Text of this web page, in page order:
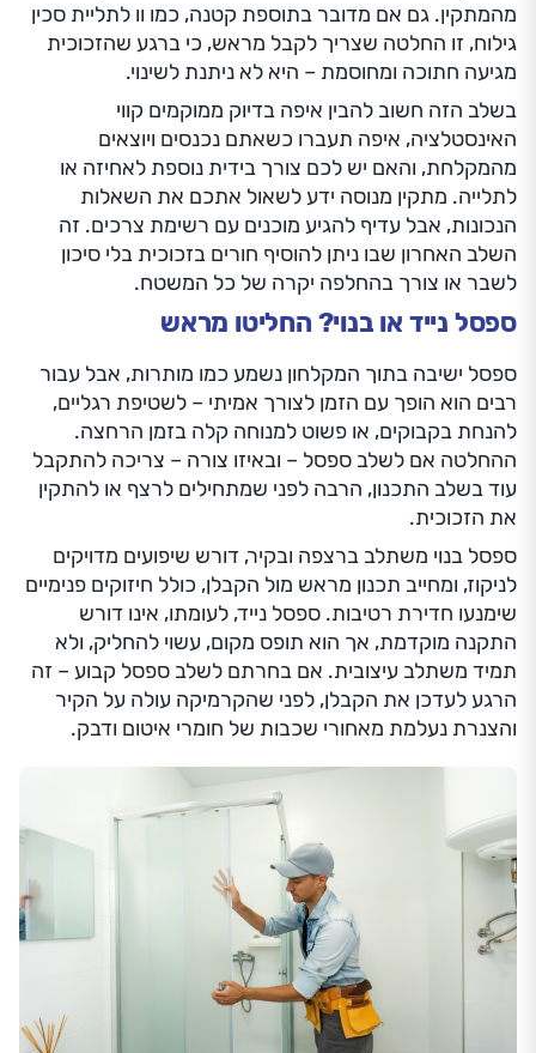
מהמתקין. גם אם מדובר בתוספת קטנה, כמו וו לתליית סכין
גילוח, זו החלטה שצריך לקבל מראש, כי ברגע שהזכוכית
מגיעה חתוכה ומחוסמת – היא לא ניתנת לשינוי.
בשלב הזה חשוב להבין איפה בדיוק ממוקמים קווי
האינסטלציה, איפה תעברו כשאתם נכנסים ויוצאים
מהמקלחת, והאם יש לכם צורך בידית נוספת לאחיזה או
לתלייה. מתקין מנוסה ידע לשאול אתכם את השאלות
הנכונות, אבל עדיף להגיע מוכנים עם רשימת צרכים. זה
השלב האחרון שבו ניתן להוסיף חורים בזכוכית בלי סיכון
לשבר או צורך בהחלפה יקרה של כל המשטח.
ספסל נייד או בנוי? החליטו מראש
ספסל ישיבה בתוך המקלחון נשמע כמו מותרות, אבל עבור
רבים הוא הופך עם הזמן לצורך אמיתי – לשטיפת רגליים,
להנחת בקבוקים, או פשוט למנוחה קלה בזמן הרחצה.
ההחלטה אם לשלב ספסל – ובאיזו צורה – צריכה להתקבל
עוד בשלב התכנון, הרבה לפני שמתחילים לרצף או להתקין
את הזכוכית.
ספסל בנוי משתלב ברצפה ובקיר, דורש שיפועים מדויקים
לניקוז, ומחייב תכנון מראש מול הקבלן, כולל חיזוקים פנימיים
שימנעו חדירת רטיבות. ספסל נייד, לעומתו, אינו דורש
התקנה מוקדמת, אך הוא תופס מקום, עשוי להחליק, ולא
תמיד משתלב עיצובית. אם בחרתם לשלב ספסל קבוע – זה
הרגע לעדכן את הקבלן, לפני שהקרמיקה עולה על הקיר
והצנרת נעלמת מאחורי שכבות של חומרי איטום ודבק.